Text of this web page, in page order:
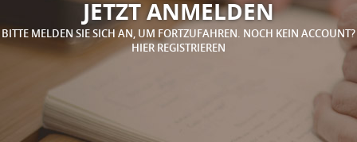
JETZT ANMELDEN
BITTE MELDEN SIE SICH AN, UM FORTZUFAHREN. NOCH KEIN ACCOUNT?
HIER REGISTRIEREN